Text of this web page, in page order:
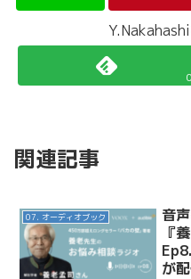
0
関連記事
07. オーディオブック
音
『
が